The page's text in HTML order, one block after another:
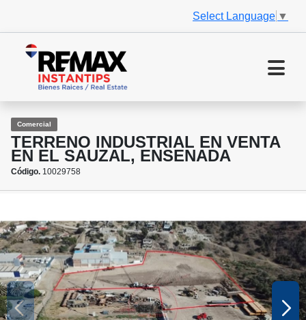
Select Language ▼
Comercial
TERRENO INDUSTRIAL EN VENTA
EN EL SAUZAL, ENSENADA
Código. 10029758